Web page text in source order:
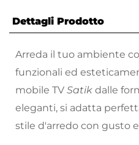
Dettagli Prodotto
Arreda il tuo ambiente
funzionali ed
mobile TV Satik dalle
eleganti, si adatta
stile d'arredo con gusto